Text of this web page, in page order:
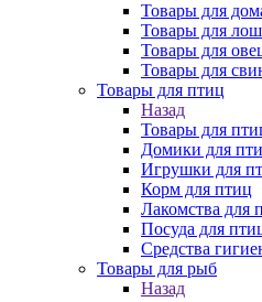
Товары для
Товары для
Товары для
Товары для
Товары для птиц
Назад
Товары для
Домики для
Игрушки для
Корм для птиц
Лакомства для
Посуда для
Средства
Товары для рыб
Назад